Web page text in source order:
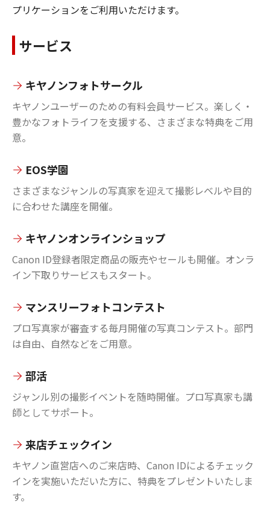
プリケーションをご利用いただけます。
サービス
キヤノンフォトサークル
キヤノンユーザーのための有料会員サービス。楽しく・
豊かなフォトライフを支援する、さまざまな特典をご用
意。
EOS学園
さまざまなジャンルの写真家を迎えて撮影レベルや目的
に合わせた講座を開催。
キヤノンオンラインショップ
Canon ID登録者限定商品の販売やセールも開催。オンラ
イン下取りサービスもスタート。
マンスリーフォトコンテスト
プロ写真家が審査する毎月開催の写真コンテスト。部門
は自由、自然などをご用意。
部活
ジャンル別の撮影イベントを随時開催。プロ写真家も講
師としてサポート。
来店チェックイン
キヤノン直営店へのご来店時、Canon IDによるチェック
インを実施いただいた方に、特典をプレゼントいたしま
す。